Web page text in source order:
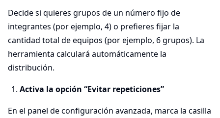
Decide si quieres grupos de un número fijo de
integrantes (por ejemplo, 4) o prefieres fijar la
cantidad total de equipos (por ejemplo, 6 grupos). La
herramienta calculará automáticamente la
distribución.
Activa la opción “Evitar repeticiones”
En el panel de configuración avanzada, marca la casilla